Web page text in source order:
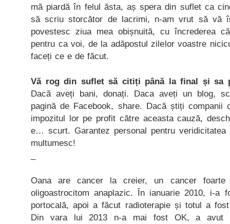
mă piardă în felul ăsta, aș spera din suflet ca
să scriu storcător de lacrimi, n-am vrut să vă
povestesc ziua mea obișnuită, cu încrederea
pentru ca voi, de la adăpostul zilelor voastre
faceți ce e de făcut.
Vă rog din suflet să citiți până la final și sa
Dacă aveți bani, donați. Daca aveți un blog,
pagină de Facebook, share. Dacă știți companii
impozitul lor pe profit către aceasta cauză,
e… scurt. Garantez personal pentru
multumesc!
Oana are cancer la creier, un cancer foarte
oligoastrocitom anaplazic. În ianuarie 2010, i-a
portocală, apoi a făcut radioterapie și totul a
Din vara lui 2013 n-a mai fost OK, a avut